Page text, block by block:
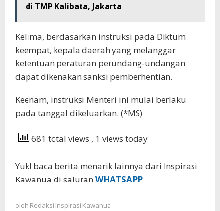
di TMP Kalibata, Jakarta
Kelima, berdasarkan instruksi pada Diktum
keempat, kepala daerah yang melanggar
ketentuan peraturan perundang-undangan
dapat dikenakan sanksi pemberhentian.
Keenam, instruksi Menteri ini mulai berlaku
pada tanggal dikeluarkan. (*MS)
681 total views , 1 views today
Yuk! baca berita menarik lainnya dari Inspirasi
Kawanua di saluran WHATSAPP
oleh Redaksi Inspirasi Kawanua